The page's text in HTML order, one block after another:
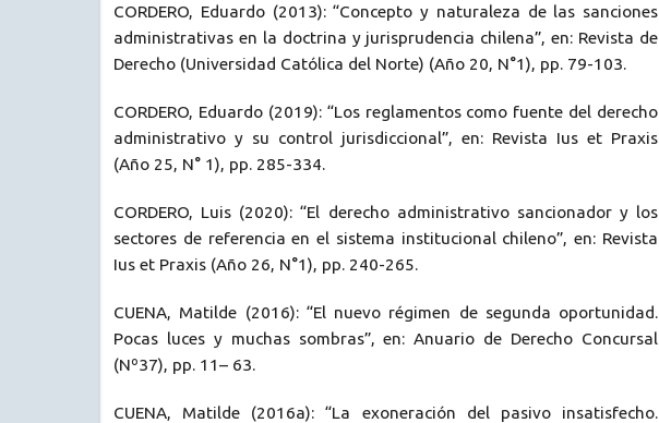
CORDERO, Eduardo (2013): “Concepto y naturaleza de las sanciones
administrativas en la doctrina y jurisprudencia chilena”, en: Revista de
Derecho (Universidad Católica del Norte) (Año 20, N°1), pp. 79-103.
CORDERO, Eduardo (2019): “Los reglamentos como fuente del derecho
administrativo y su control jurisdiccional”, en: Revista Ius et Praxis
(Año 25, N° 1), pp. 285-334.
CORDERO, Luis (2020): “El derecho administrativo sancionador y los
sectores de referencia en el sistema institucional chileno”, en: Revista
Ius et Praxis (Año 26, N°1), pp. 240-265.
CUENA, Matilde (2016): “El nuevo régimen de segunda oportunidad.
Pocas luces y muchas sombras”, en: Anuario de Derecho Concursal
(Nº37), pp. 11– 63.
CUENA, Matilde (2016a): “La exoneración del pasivo insatisfecho.